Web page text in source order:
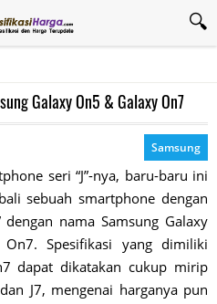
Galaxy On5 & Galaxy On7
Samsung
seri “J”-nya, baru-baru ini
sebuah smartphone dengan
nama Samsung Galaxy
Spesifikasi yang dimiliki
dapat dikatakan cukup mirip
J7, mengenai harganya pun